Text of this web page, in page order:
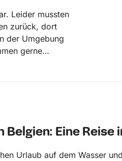
Leider mussten
zurück, dort
der Umgebung
gerne
Eine Reise
Urlaub auf dem Wasser